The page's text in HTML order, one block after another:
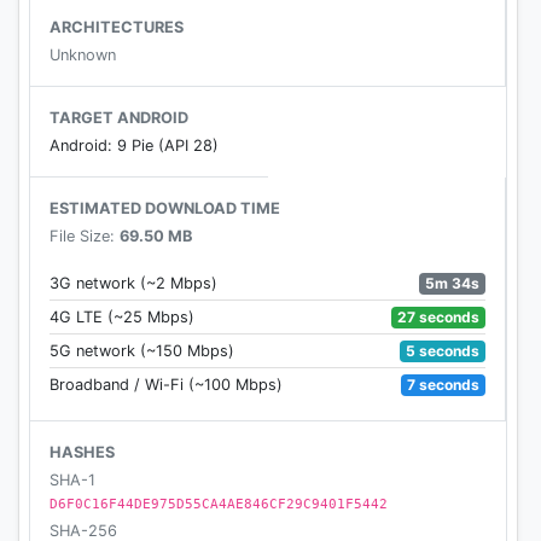
MARCOS DE ANIMALITOS
MARCOS DE AMOR
MARCOS DE FLORES
FRAMES FASHION
FRAMES NEWS
FRAMES VINTAGE
FRAMES COLLAGE
Si eres fanático de las mascotas que mejor que
tomarte fotos y enmarcarlo con divertidos marcos
de animalitos, seria super tierno verdad, o que tal
una foto con tu pareja y añadirle un marco de
amor suena muy romántico, tu ingenio y
creatividad es el limite. Esta aplicación cuenta con
ARCHITECTURES
Unknown
TARGET ANDROID
Android: 9 Pie (API 28)
ESTIMATED DOWNLOAD TIME
File Size: 69.50 MB
3G network (~2 Mbps)
5m 34s
4G LTE (~25 Mbps)
27 seconds
5G network (~150 Mbps)
5 seconds
Broadband / Wi-Fi (~100 Mbps)
7 seconds
HASHES
SHA-1
D6F0C16F44DE975D55CA4AE846CF29C9401F5442
SHA-256